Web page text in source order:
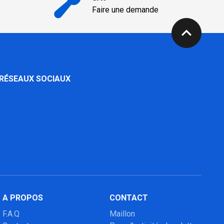
Faire une demande
expand_less
SOCIAUX
A PROPOS
F.A.Q
CONTACT
Maillon